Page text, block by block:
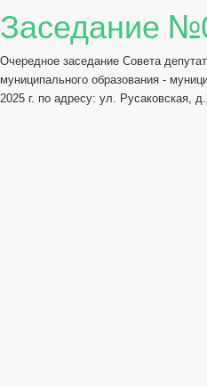
Заседание
Очередное заседание Совета
муниципального образования -
2025 г. по адресу: ул. Русаковская,